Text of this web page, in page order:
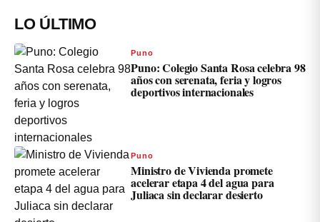
LO ÚLTIMO
Puno
Puno: Colegio Santa Rosa celebra 98
años con serenata, feria y logros
deportivos internacionales
Puno
Ministro de Vivienda promete
acelerar etapa 4 del agua para
Juliaca sin declarar desierto